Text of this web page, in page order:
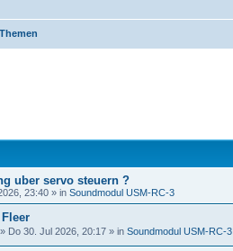
uber servo steuern ?
23:40 » in Soundmodul USM-RC-3
» Do 30. Jul 2026, 20:17 » in Soundmodul USM-RC-3